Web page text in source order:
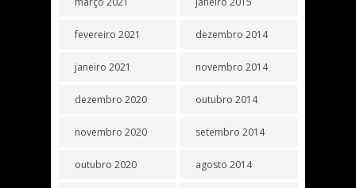
fevereiro 2021
janeiro 2021
dezembro 2020
novembro 2020
outubro 2020
dezembro 2014
novembro 2014
outubro 2014
setembro 2014
agosto 2014